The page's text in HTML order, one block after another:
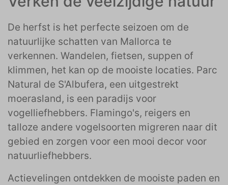
De herfst is het perfecte seizoen om de
natuurlijke schatten van Mallorca te
verkennen. Wandelen, fietsen, suppen of
klimmen, het kan op de mooiste locaties. Parc
Natural de S'Albufera, een uitgestrekt
moerasland, is een paradijs voor
vogelliefhebbers. Flamingo's, reigers en
talloze andere vogelsoorten migreren naar dit
gebied en zorgen voor een mooi decor voor
natuurliefhebbers.
Actievelingen ontdekken de mooiste paden en